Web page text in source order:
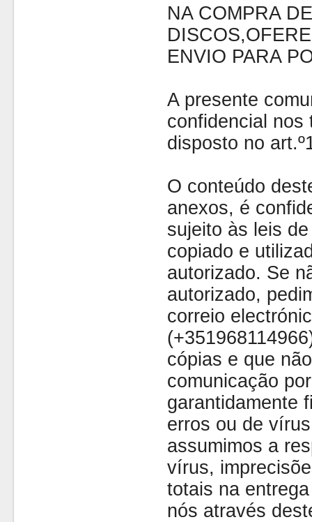
NA COMPRA
ENVIO PARA
A presente
confidencial nos
disposto no
O conteúdo
anexos, é
sujeito às leis
copiado e
autorizado. Se
autorizado,
correio
cópias e que
comunicação
garantidamente
erros ou de
assumimos a
vírus,
totais na
nós através